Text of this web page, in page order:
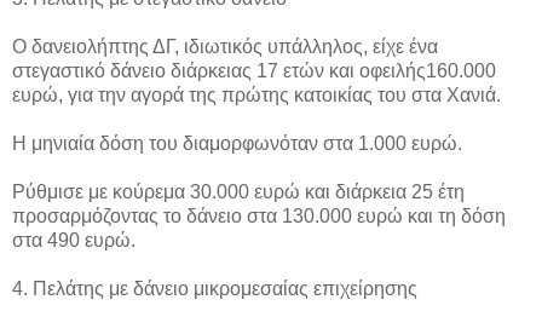
Ο δανειολήπτης ΔΓ, ιδιωτικός υπάλληλος, είχε ένα
στεγαστικό δάνειο διάρκειας 17 ετών και οφειλής160.000
ευρώ, για την αγορά της πρώτης κατοικίας του στα Χανιά.
Η μηνιαία δόση του διαμορφωνόταν στα 1.000 ευρώ.
Ρύθμισε με κούρεμα 30.000 ευρώ και διάρκεια 25 έτη
προσαρμόζοντας το δάνειο στα 130.000 ευρώ και τη δόση
στα 490 ευρώ.
4. Πελάτης με δάνειο μικρομεσαίας επιχείρησης